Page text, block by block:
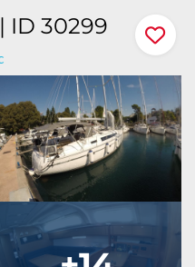
ID 30299